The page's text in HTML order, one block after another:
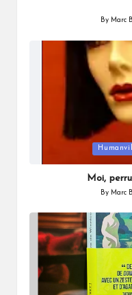
Posted
By Marc
in
Moi,
Posted
By Marc